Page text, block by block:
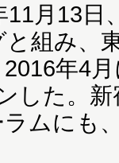
月13日
組み、
年4
した。
ムにも